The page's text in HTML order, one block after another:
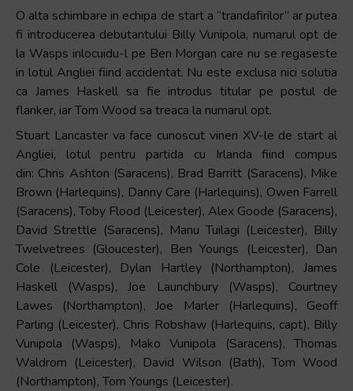
and
interact
with
the
content.
O alta schimbare in echipa de start a “trandafirilor” ar putea
fi introducerea debutantului Billy Vunipola, numarul opt de
la Wasps inlocuidu-l pe Ben Morgan care nu se regaseste
in lotul Angliei fiind accidentat. Nu este exclusa nici solutia
ca James Haskell sa fie introdus titular pe postul de
flanker, iar Tom Wood sa treaca la numarul opt.
Stuart Lancaster va face cunoscut vineri XV-le de start al
Angliei, lotul pentru partida cu Irlanda fiind compus
din: Chris Ashton (Saracens), Brad Barritt (Saracens), Mike
Brown (Harlequins), Danny Care (Harlequins), Owen Farrell
(Saracens), Toby Flood (Leicester), Alex Goode (Saracens),
David Strettle (Saracens), Manu Tuilagi (Leicester), Billy
Twelvetrees (Gloucester), Ben Youngs (Leicester), Dan
Cole (Leicester), Dylan Hartley (Northampton), James
Haskell (Wasps), Joe Launchbury (Wasps), Courtney
Lawes (Northampton), Joe Marler (Harlequins), Geoff
Parling (Leicester), Chris Robshaw (Harlequins, capt), Billy
Vunipola (Wasps), Mako Vunipola (Saracens), Thomas
Waldrom (Leicester), David Wilson (Bath), Tom Wood
(Northampton), Tom Youngs (Leicester).